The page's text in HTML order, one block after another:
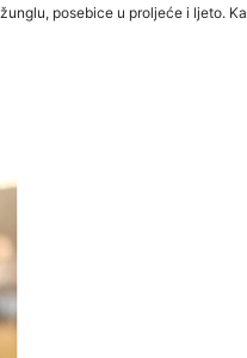
posebice u proljeće i ljeto.